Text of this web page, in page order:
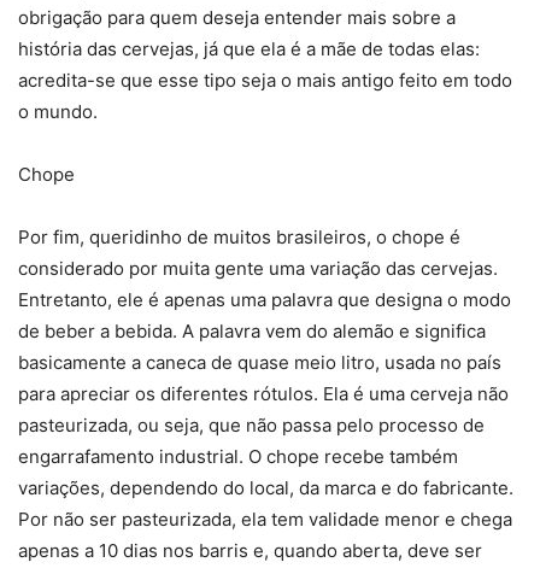
obrigação para quem deseja entender mais sobre a
história das cervejas, já que ela é a mãe de todas elas:
acredita-se que esse tipo seja o mais antigo feito em todo
o mundo.
Chope
Por fim, queridinho de muitos brasileiros, o chope é
considerado por muita gente uma variação das cervejas.
Entretanto, ele é apenas uma palavra que designa o modo
de beber a bebida. A palavra vem do alemão e significa
basicamente a caneca de quase meio litro, usada no país
para apreciar os diferentes rótulos. Ela é uma cerveja não
pasteurizada, ou seja, que não passa pelo processo de
engarrafamento industrial. O chope recebe também
variações, dependendo do local, da marca e do fabricante.
Por não ser pasteurizada, ela tem validade menor e chega
apenas a 10 dias nos barris e, quando aberta, deve ser